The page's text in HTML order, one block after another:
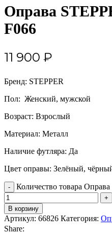
Оправа
F066
11 900 ₽
Бренд: STEPPER
Пол: Женский, мужской
Возраст: Взрослый
Материал: Металл
Наличие футляра: Да
Цвет оправы: Зелёный,
Количество товара
В корзину
Артикул: 66826 Категория:
Share: